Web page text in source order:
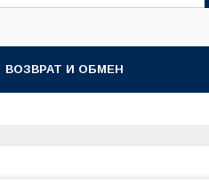
ВОЗВРАТ И ОБМЕН